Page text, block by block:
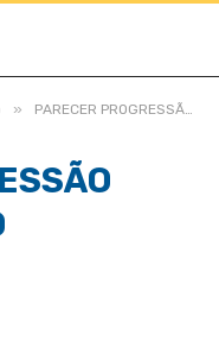
» PARECER PROGRESSÃO Nº002 2021 CLEO